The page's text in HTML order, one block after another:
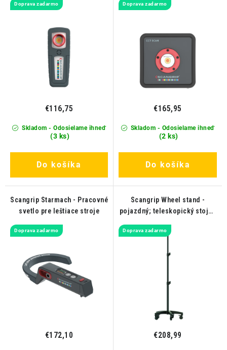
Doprava zadarmo
Skladom - Odosielame ihneď
(3 ks)
€116,75
Do košíka
Doprava zadarmo
Skladom - Odosielame ihneď
(2 ks)
€165,95
Do košíka
Scangrip Starmach - Pracovné
svetlo pre leštiace stroje
Doprava zadarmo
€172,10
Scangrip Wheel stand -
pojazdný; teleskopický stojan
svetlá
Doprava zadarmo
€208,99